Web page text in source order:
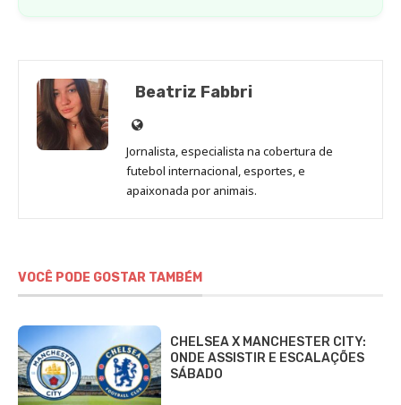
Beatriz Fabbri
Site
de
Beatriz
Fabbri
Jornalista, especialista na cobertura de
futebol internacional, esportes, e
apaixonada por animais.
VOCÊ PODE GOSTAR TAMBÉM
CHELSEA X MANCHESTER CITY:
ONDE ASSISTIR E ESCALAÇÕES
SÁBADO